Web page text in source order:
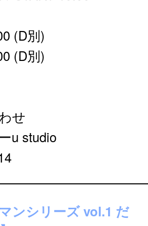
(D別)
(D別)
せ
u studio
ンシリーズ vol.1 だ